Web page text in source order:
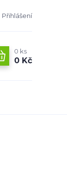
Přihlášení
0 ks
0 Kč